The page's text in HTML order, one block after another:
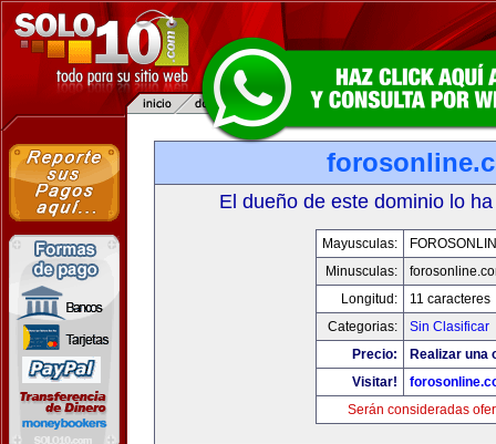
El dueño de este dominio lo
Mayusculas:
Minusculas:
Longitud:
11 caracteres
Categorias:
Sin Clasificar
Precio:
Realizar una
Visitar!
Serán consideradas